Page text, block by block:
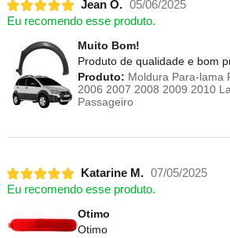
Jean O. 05/06/2025
Eu recomendo esse produto.
Muito Bom!
Produto de qualidade e bom
Produto: Moldura Para-lama
2006 2007 2008 2009 2010
Passageiro
Katarine M. 07/05/2025
Eu recomendo esse produto.
Otimo
Otimo